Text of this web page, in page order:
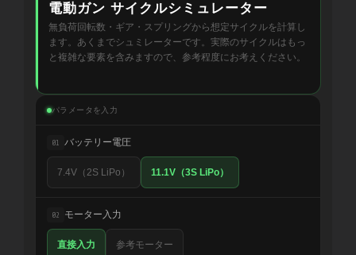
電動ガン サイクルシミュレーター
無負荷回転数・ギア・スプリングから想定サイクルを計算し
ます。あくまでシュミレーターです。実際のサイクルはもっ
と複雑な要素を含みますので、参考程度にお考えください。
パラメータを入力
01 バッテリー電圧
7.4V（2S LiPo） 11.1V（3S LiPo）
02 モーター入力
直接入力 参考モーター